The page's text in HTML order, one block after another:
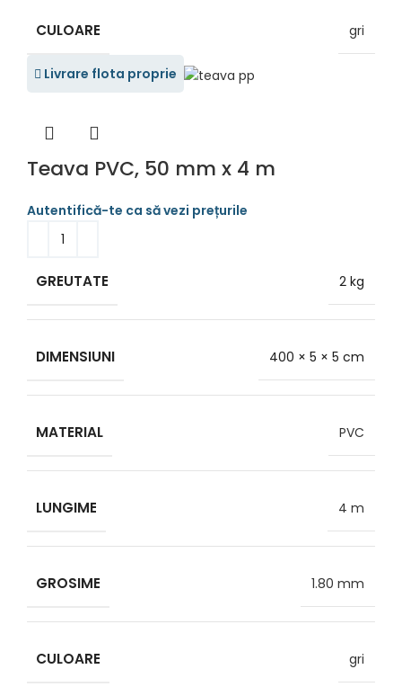
CULOARE gri
Livrare flota proprie
Teava PVC, 50 mm x 4 m
GREUTATE 2 kg
DIMENSIUNI 400 × 5 × 5 cm
MATERIAL PVC
LUNGIME 4 m
GROSIME 1.80 mm
CULOARE gri